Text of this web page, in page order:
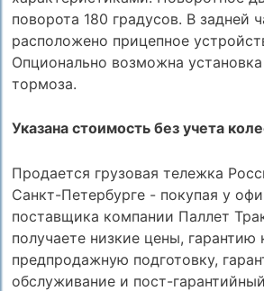
поворота 180 градусов. В задней
расположено прицепное
Опционально возможна установка
тормоза.
Указана стоимость без учета
Продается грузовая тележка
Санкт-Петербурге - покупая у
поставщика компании Паллет
получаете низкие цены, гарантию
предпродажную подготовку,
обслуживание и пост-